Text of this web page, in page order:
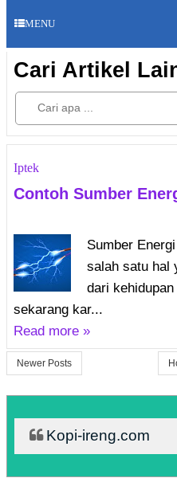
MENU
Cari Artikel
Iptek
Contoh Sumber
Sumber
salah satu hal
dari
sekarang kar...
Read more »
Newer Posts
Kopi-ireng.com